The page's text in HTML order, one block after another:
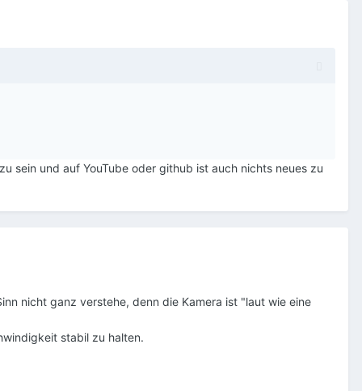
sein und auf YouTube oder github ist auch nichts neues zu
nicht ganz verstehe, denn die Kamera ist "laut wie eine
stabil zu halten.